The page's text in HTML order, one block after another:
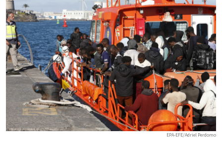
EPA-EFE/Adriel Perdomo